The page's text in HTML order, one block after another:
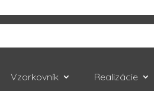
Vzorkovník Realizácie